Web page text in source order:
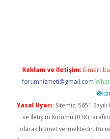
Reklam ve İletişim: E-mail:
forumhizmeti@gmail.com
Yasal Uyarı: Sitemiz, 5651
ve İletişim Kurumu (BTK)
olarak hizmet vermektedir. Bu